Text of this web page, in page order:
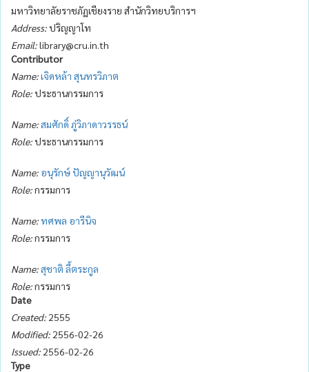
มหาวิทยาลัยราชภัฏเชียงราย สำนักวิทยบริการฯ
Address:ปริญญาโท
Email:library@cru.in.th
Contributor
Name:เจิดหล้า สุนทรวิภาต
Role:ประธานกรรมการ
Name:สมศักดิ์ ภู่วิภาดาวรรธน์
Role:ประธานกรรมการ
Name: อนุรักษ์ ปัญญานุวัฒน์
Role:กรรมการ
Name:ทศพล อารีนิจ
Role:กรรมการ
Name:สุชาติ ลี้ตระกูล
Role:กรรมการ
Date
Created: 2555
Modified: 2556-02-26
Issued: 2556-02-26
Type